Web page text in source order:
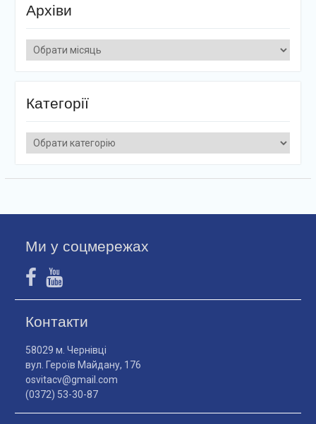
Архіви
Архіви
Категорії
Категорії
Ми у соцмережах
Контакти
58029 м. Чернівці
вул. Героїв Майдану, 176
osvitacv@gmail.com
(0372) 53-30-87